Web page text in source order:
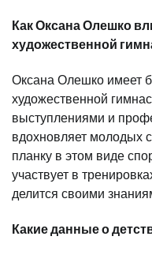
Как Оксана Олешко
художественной
Оксана Олешко имеет
художественной
выступлениями и
вдохновляет молодых
планку в этом виде
участвует в
делится своими
Какие данные о